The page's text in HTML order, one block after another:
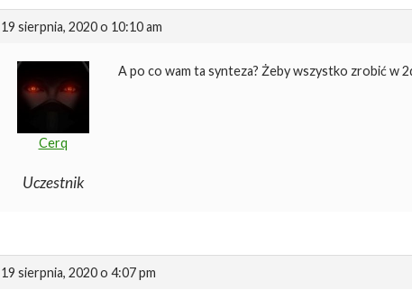
19 sierpnia, 2020 o 10:10 am
Cerq
Uczestnik
A po co wam ta synteza? Żeby wszystko zrobić w
19 sierpnia, 2020 o 4:07 pm